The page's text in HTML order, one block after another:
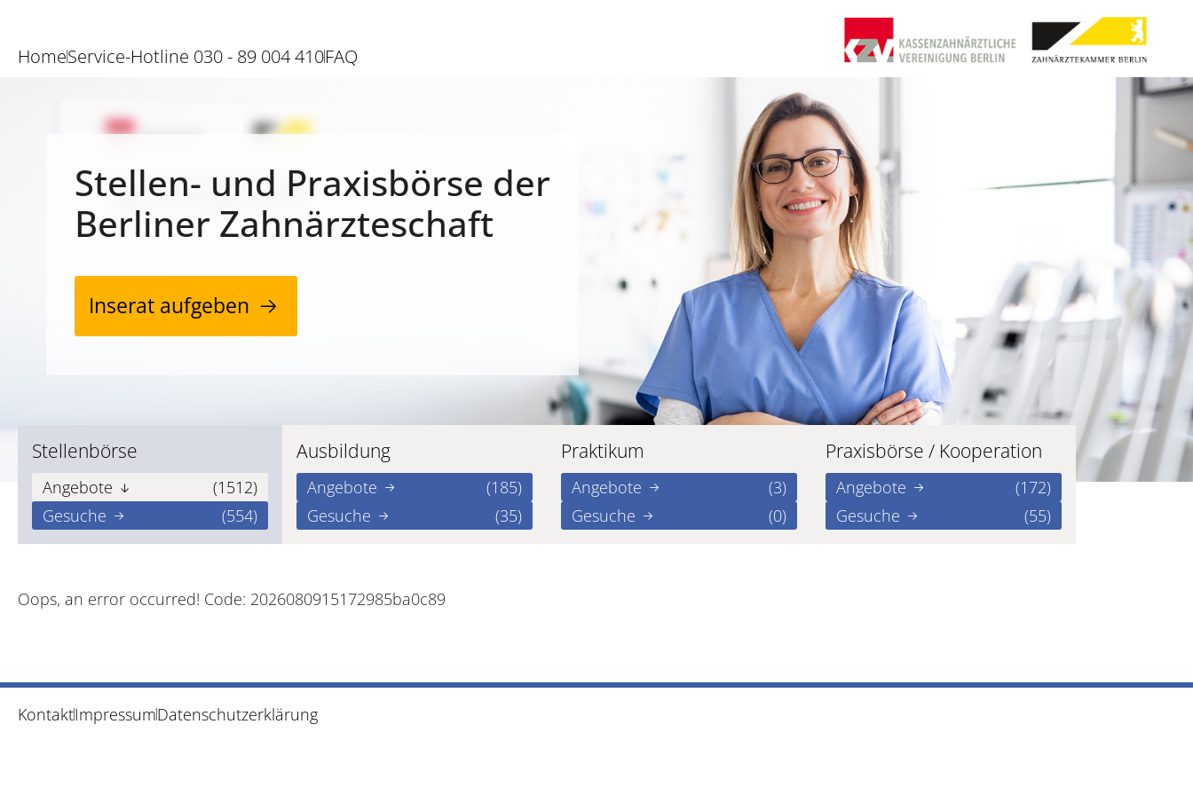
HomeService-Hotline 030 - 89 004 410FAQ
Stellen- und Praxisbörse der
Berliner Zahnärzteschaft
Inserat aufgeben
Stellenbörse
Angebote
(1512)
Gesuche
(554)
Ausbildung
Angebote
(185)
Gesuche
(35)
Praktikum
Angebote
(3)
Gesuche
(0)
Praxisbörse / Kooperation
Angebote
(172)
Gesuche
(55)
Oops, an error occurred! Code: 2026080915172985ba0c89
KontaktImpressumDatenschutzerklärung